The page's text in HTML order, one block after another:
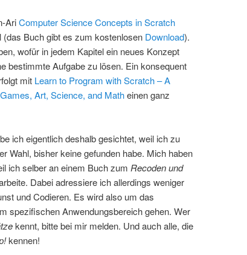
AriComputer Science Concepts in Scratch
Buch gibt es zum kostenlosen Download).
wofür in jedem Kapitel ein neues Konzept
bestimmte Aufgabe zu lösen. Ein konsequent
mit Learn to Program with Scratch – A
Art, Science, and Matheinen ganz
ich eigentlich deshalb gesichtet, weil ich zu
Wahl, bisher keine gefunden habe. Mich haben
ich selber an einem Buch zum Recoden und
Dabei adressiere ich allerdings weniger
und Codieren. Es wird also um das
spezifischen Anwendungsbereich gehen. Wer
kennt, bitte bei mir melden. Und auch alle, die
kennen!